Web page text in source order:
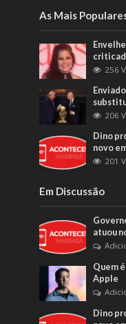
As Mais
256
206
Dino
novo
201
Em Discussão
atuou
Quem
Apple
Dino